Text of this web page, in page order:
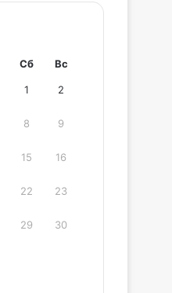
Сб Вс
1 2
8 9
15 16
22 23
29 30